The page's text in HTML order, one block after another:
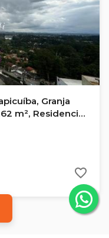
Granja
m², Residencial